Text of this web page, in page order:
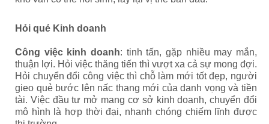
Hỏi quẻ Kinh doanh
Công việc kinh doanh: tinh tấn, gặp nhiều may mắn,
thuận lợi. Hỏi việc thăng tiến thì vượt xa cả sự mong đợi.
Hỏi chuyển đổi công việc thì chỗ làm mới tốt đẹp, người
gieo quẻ bước lên nấc thang mới của danh vọng và tiền
tài. Việc đầu tư mở mang cơ sở kinh doanh, chuyển đổi
mô hình là hợp thời đại, nhanh chóng chiếm lĩnh được